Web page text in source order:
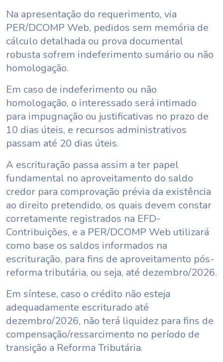
Na apresentação do requerimento, via
PER/DCOMP Web, pedidos sem memória de
cálculo detalhada ou prova documental
robusta sofrem indeferimento sumário ou não
homologação.
Em caso de indeferimento ou não
homologação, o interessado será intimado
para impugnação ou justificativas no prazo de
10 dias úteis, e recursos administrativos
passam até 20 dias úteis.
A escrituração passa assim a ter papel
fundamental no aproveitamento do saldo
credor para comprovação prévia da existência
ao direito pretendido, os quais devem constar
corretamente registrados na EFD-
Contribuições, e a PER/DCOMP Web utilizará
como base os saldos informados na
escrituração, para fins de aproveitamento pós-
reforma tributária, ou seja, até dezembro/2026.
Em síntese, caso o crédito não esteja
adequadamente escriturado até
dezembro/2026, não terá liquidez para fins de
compensação/ressarcimento no período de
transição a Reforma Tributária.